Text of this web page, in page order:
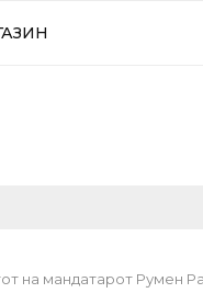
на мандатарот Румен